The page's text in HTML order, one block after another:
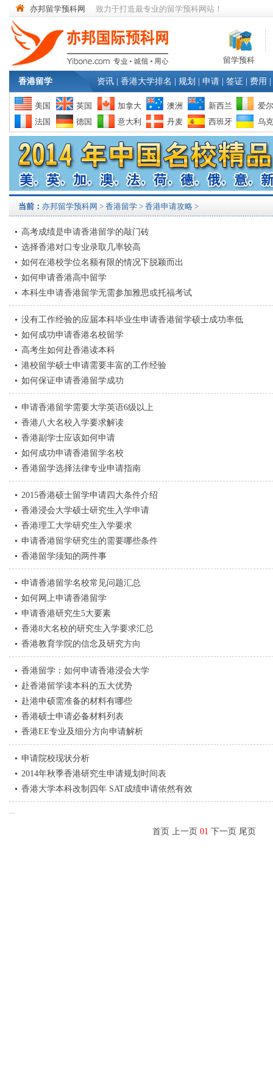
亦邦留学预科网 致力于打造最专业的留学预科网站！
留学预科
香港留学 资讯 香港大学排名 规划 申请 签证 费用
美国 英国 加拿大 澳洲 新西兰
爱
法国
德国 意大利 丹麦 西班牙 乌
当前： 亦邦留学预科网 > 香港留学 > 香港申请攻略 >
高考成绩是申请香港留学的敲门砖
选择香港对口专业录取几率较高
如何在港校学位名额有限的情况下脱颖而出
如何申请香港高中留学
本科生申请香港留学无需参加雅思或托福考试
没有工作经验的应届本科毕业生申请香港留学硕士成功率低
如何成功申请香港名校留学
高考生如何赴香港读本科
港校留学硕士申请需要丰富的工作经验
如何保证申请香港留学成功
申请香港留学需要大学英语6级以上
香港八大名校入学要求解读
香港副学士应该如何申请
如何成功申请香港留学名校
香港留学选择法律专业申请指南
2015香港硕士留学申请四大条件介绍
香港浸会大学硕士研究生入学申请
香港理工大学研究生入学要求
申请香港留学研究生的需要哪些条件
香港留学须知的两件事
申请香港留学名校常见问题汇总
如何网上申请香港留学
申请香港研究生5大要素
香港8大名校的研究生入学要求汇总
香港教育学院的信念及研究方向
香港留学：如何申请香港浸会大学
赴香港留学读本科的五大优势
赴港申硕需准备的材料有哪些
香港硕士申请必备材料列表
香港EE专业及细分方向申请解析
申请院校现状分析
2014年秋季香港研究生申请规划时间表
香港大学本科改制四年 SAT成绩申请依然有效
首页 上一页 01 下一页 尾页